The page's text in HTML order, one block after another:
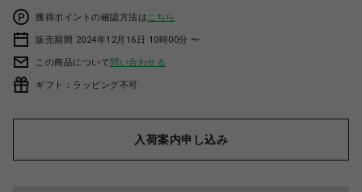
獲得ポイントの確認方法は こちら
販売期間 2024年12月16日 10時00分 〜
この商品について問い合わせる
ギフト：ラッピング不可
入荷案内申し込み